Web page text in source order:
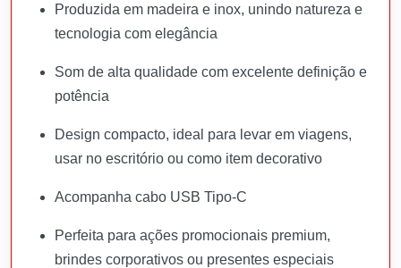
Produzida em madeira e inox, unindo natureza e
tecnologia com elegância
Som de alta qualidade com excelente definição e
potência
Design compacto, ideal para levar em viagens,
usar no escritório ou como item decorativo
Acompanha cabo USB Tipo-C
Perfeita para ações promocionais premium,
brindes corporativos ou presentes especiais